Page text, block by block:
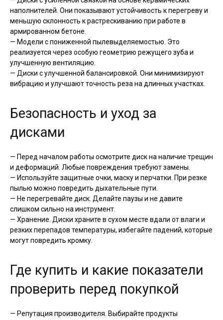
наполнителей. Они показывают устойчивость к перегреву и
меньшую склонность к растрескиванию при работе в
армированном бетоне.
— Модели с пониженной пылевыделяемостью. Это
реализуется через особую геометрию режущего зуба и
улучшенную вентиляцию.
— Диски с улучшенной балансировкой. Они минимизируют
вибрацию и улучшают точность реза на длинных участках.
Безопасность и уход за
дисками
— Перед началом работы осмотрите диск на наличие трещин
и деформаций. Любые повреждения требуют замены.
— Используйте защитные очки, маску и перчатки. При резке
пылью можно повредить дыхательные пути.
— Не перегревайте диск. Делайте паузы и не давите
слишком сильно на инструмент.
— Хранение. Диски храните в сухом месте вдали от влаги и
резких перепадов температуры, избегайте падений, которые
могут повредить кромку.
Где купить и какие показатели
проверить перед покупкой
— Репутация производителя. Выбирайте продукты